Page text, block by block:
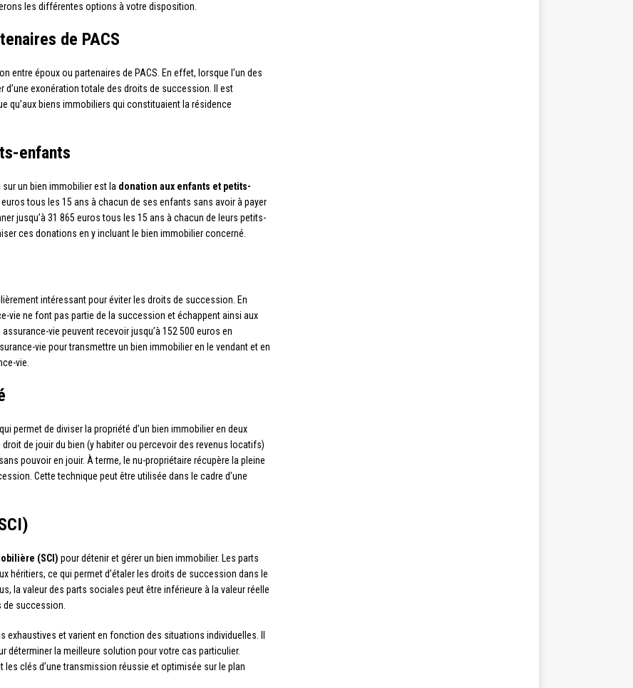
les différentes options à votre disposition.
de PACS
entre époux ou partenaires de PACS. En effet, lorsque l’un des
exonération totale des droits de succession. Il est
qu’aux biens immobiliers qui constituaient la résidence
enfants
un bien immobilier est la donation aux enfants et petits-
euros tous les 15 ans à chacun de ses enfants sans avoir à payer
jusqu’à 31 865 euros tous les 15 ans à chacun de leurs petits-
ces donations en y incluant le bien immobilier concerné.
intéressant pour éviter les droits de succession. En
vie ne font pas partie de la succession et échappent ainsi aux
vie peuvent recevoir jusqu’à 152 500 euros en
vie pour transmettre un bien immobilier en le vendant et en
vie.
permet de diviser la propriété d’un bien immobilier en deux
de jouir du bien (y habiter ou percevoir des revenus locatifs)
pouvoir en jouir. À terme, le nu-propriétaire récupère la pleine
Cette technique peut être utilisée dans le cadre d’une
(SCI) pour détenir et gérer un bien immobilier. Les parts
héritiers, ce qui permet d’étaler les droits de succession dans le
la valeur des parts sociales peut être inférieure à la valeur réelle
de succession.
et varient en fonction des situations individuelles. Il
la meilleure solution pour votre cas particulier.
les clés d’une transmission réussie et optimisée sur le plan